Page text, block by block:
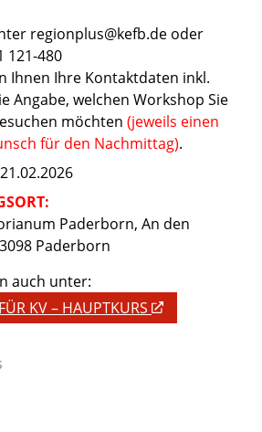
regionplus@kefb.de oder
121-480
Ihnen Ihre Kontaktdaten inkl.
Angabe, welchen Workshop Sie
möchten (jeweils einen
für den Nachmittag).
Paderborn, An den
Paderborn
auch unter:
KV – HAUPTKURS